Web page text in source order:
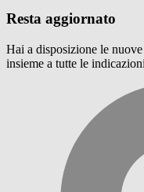
Resta aggiornato
Hai a disposizione le
insieme a tutte le